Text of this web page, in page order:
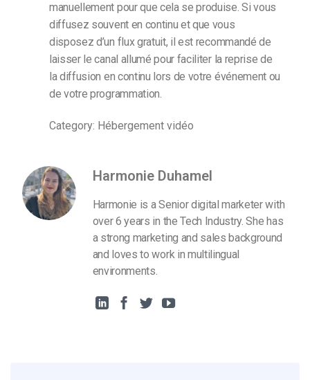
manuellement pour que cela se produise. Si vous
diffusez souvent en continu et que vous
disposez d’un flux gratuit, il est recommandé de
laisser le canal allumé pour faciliter la reprise de
la diffusion en continu lors de votre événement ou
de votre programmation.
Category: Hébergement vidéo
Harmonie Duhamel
Harmonie is a Senior digital marketer with
over 6 years in the Tech Industry. She has
a strong marketing and sales background
and loves to work in multilingual
environments.